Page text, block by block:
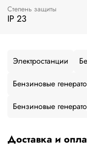
Степень защиты
IP 23
Электростанции
Бензиновые
Бензиновые
Доставка и